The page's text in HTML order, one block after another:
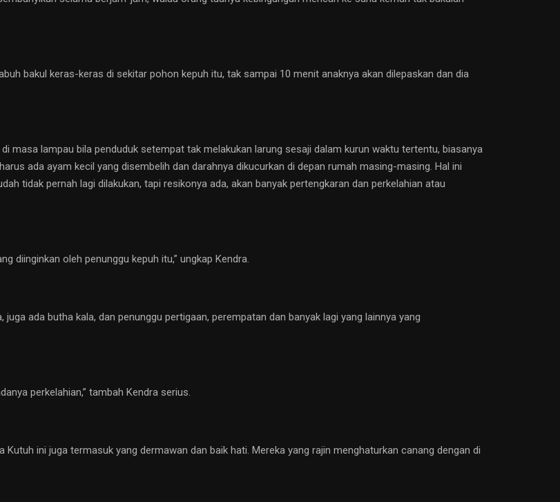
bakul keras-keras di sekitar pohon kepuh itu, tak sampai 10 menit anaknya akan dilepaskan dan dia
masa lampau bila penduduk setempat tak melakukan larung sesaji dalam kurun waktu tertentu, biasanya
ada ayam kecil yang disembelih dan darahnya dikucurkan di depan rumah masing-masing. Hal ini
tidak pernah lagi dilakukan, tapi resikonya ada, akan banyak pertengkaran dan perkelahian atau
diinginkan oleh penunggu kepuh itu,” ungkap Kendra.
ada butha kala, dan penunggu pertigaan, perempatan dan banyak lagi yang lainnya yang
perkelahian,” tambah Kendra serius.
ini juga termasuk yang dermawan dan baik hati. Mereka yang rajin menghaturkan canang dengan di